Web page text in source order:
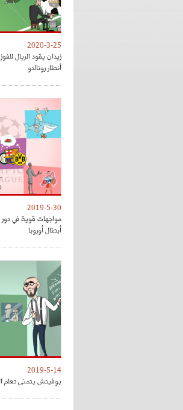
2020-3-25
زيدان يقود الريال
أنظار رونالدو
2019-5-30
مواجهات قوية في
أبطال أوروبا
2019-5-14
يوفيتش يتمنى تعلم